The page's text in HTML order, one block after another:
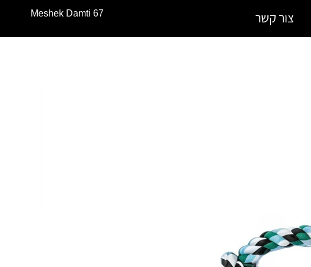
Meshek Damti 67 צור קשר